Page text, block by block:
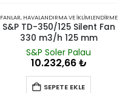
FANLAR, HAVALANDIRMA VE İKLIMLENDIRME
S&P TD-350/125 Silent Fan
330 m3/h 125 mm
S&P Soler Palau
10.232,66₺
SEPETE EKLE